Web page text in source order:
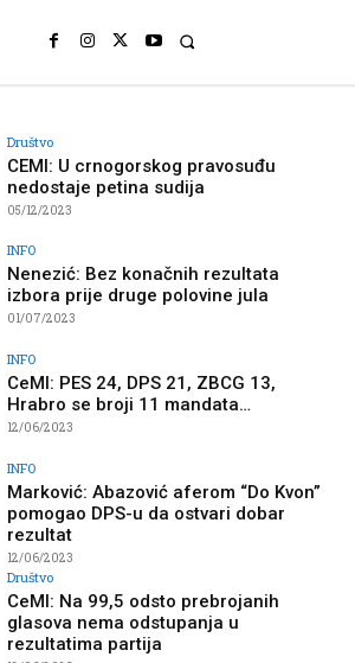
Društvo
CEMI: U crnogorskog pravosuđu
nedostaje petina sudija
05/12/2023
INFO
Nenezić: Bez konačnih rezultata
izbora prije druge polovine jula
01/07/2023
INFO
CeMI: PES 24, DPS 21, ZBCG 13,
Hrabro se broji 11 mandata…
12/06/2023
INFO
Marković: Abazović aferom “Do Kvon”
pomogao DPS-u da ostvari dobar
rezultat
12/06/2023
Društvo
CeMI: Na 99,5 odsto prebrojanih
glasova nema odstupanja u
rezultatima partija